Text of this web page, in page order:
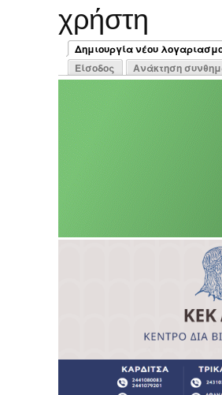
χρήστη
Πρωτεύουσες
Δημιουργία νέου
(ενεργή καρτέλα)
Είσοδος Ανάκτηση